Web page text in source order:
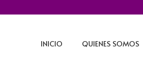
INICIO QUIENES SOMOS